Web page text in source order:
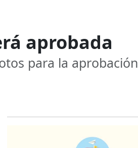
aprobada
para la aprobación